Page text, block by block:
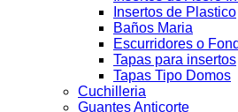
Insertos de Plastico
Baños Maria
Escurridores o
Tapas para insertos
Tapas Tipo Domos
Cuchilleria
Guantes Anticorte